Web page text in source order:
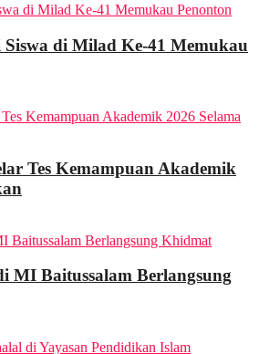
di Milad Ke-41 Memukau
Tes Kemampuan Akademik
MI Baitussalam Berlangsung